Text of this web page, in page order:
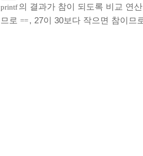
printf의 결과가 참이 되도록 비교 연
므로==, 27이 30보다 작으면 참이므